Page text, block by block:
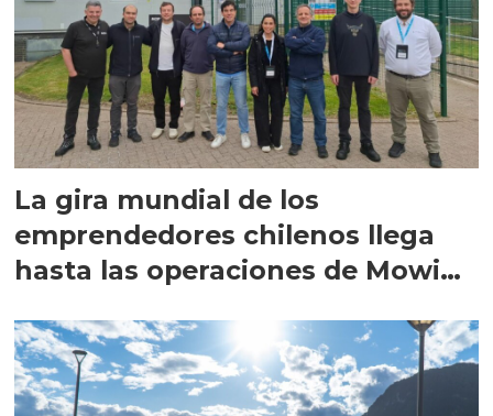
La gira mundial de los
emprendedores chilenos llega
hasta las operaciones de Mowi